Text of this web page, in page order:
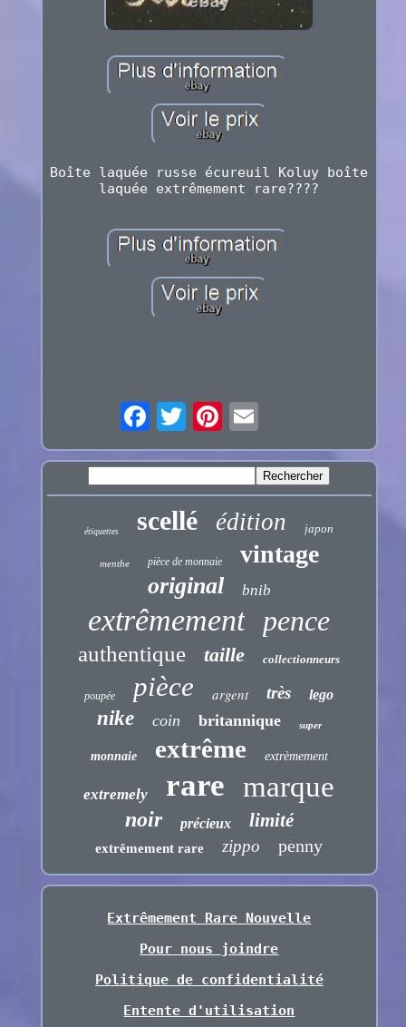
Boîte laquée russe écureuil Koluy boîte
laquée extrêmement rare????
étiquettes scellé édition japon
menthe pièce de monnaie vintage
original bnib
extrêmement pence
authentique taille collectionneurs
poupée pièce argent très lego
nike coin britannique super
monnaie extrême extrèmement
extremely rare marque
noir précieux limité
extrêmement rare zippo penny
Extrêmement Rare Nouvelle
Pour nous joindre
Politique de confidentialité
Entente d'utilisation